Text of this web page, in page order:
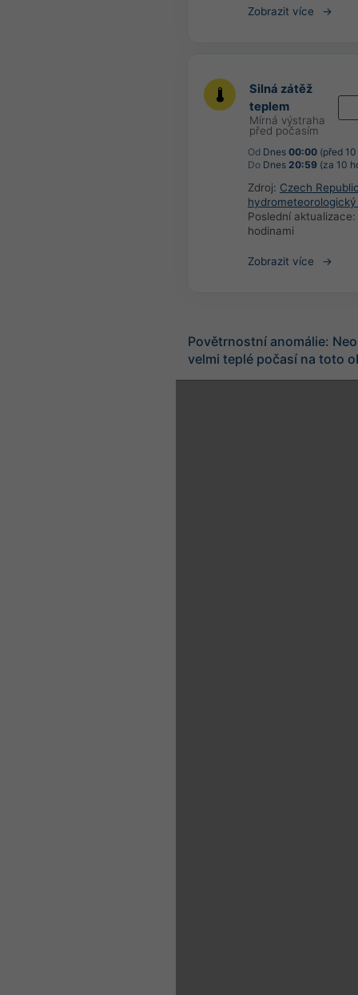
Zobrazit více
Silná zátěž
teplem
Mírná výstraha
před počasím
Od Dnes 00:00 (před
Do Dnes 20:59 (za 10
Zdroj: Czech
Poslední aktualizace:
hodinami
Zobrazit více
Povětrnostní anomálie:
velmi teplé počasí na toto